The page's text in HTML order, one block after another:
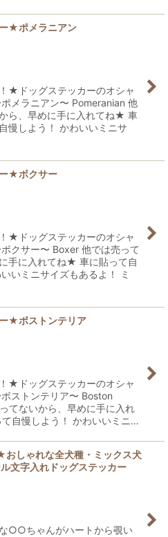
★ポメラニアン
★ドッグステッカーのオシャ
メラニアン〜 Pomeranian 他
ら、早めに手に入れてね★ 車
慢しよう！ かわいいミニサ
★ボクサー
★ドッグステッカーのオシャ
クサー〜 Boxer 他では売って
手に入れてね★ 車に貼って自
いミニサイズもあるよ！ ミ
★ボストンテリア
★ドッグステッカーのオシャ
ストンテリア〜 Boston
てないから、早めに手に入れ
自慢しよう！ かわいいミニ…
しゃれな全犬種・ミックス犬
文字入れドッグステッカー
○○ちゃんがハートから覗い